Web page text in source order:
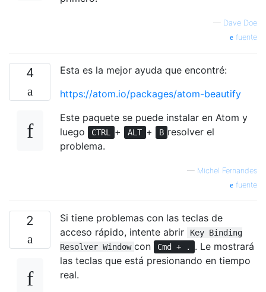
— Dave Doe
fuente
4
Esta es la mejor ayuda que encontré:
https://atom.io/packages/atom-beautify
Este paquete se puede instalar en Atom y
luego
CTRL + ALT + B resolver el
problema.
— Michel Fernandes
fuente
2
Si tiene problemas con las teclas de
acceso rápido, intente abrir
Key Binding
Resolver Window con Cmd + .
. Le mostrará
las teclas que está presionando en tiempo
real.